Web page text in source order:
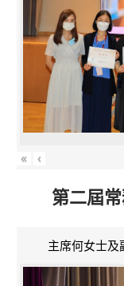
« ‹
第二屆
主席何女士及